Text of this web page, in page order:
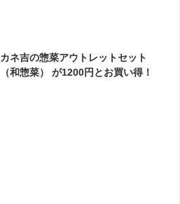
カネ吉の惣菜アウトレットセット
（和惣菜） が1200円とお買い得！